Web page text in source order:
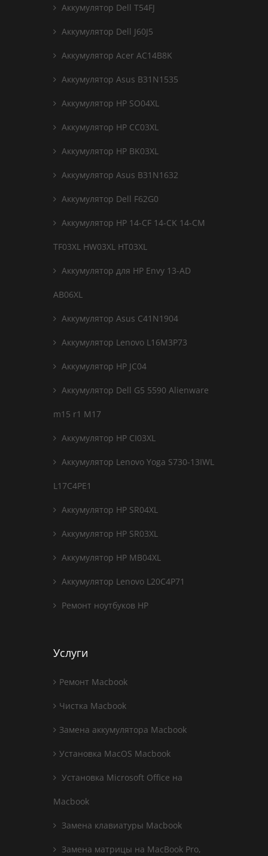
Аккумулятор Dell T54FJ
Аккумулятор Dell J60J5
Аккумулятор Acer AC14B8K
Аккумулятор Asus B31N1535
Аккумулятор HP SO04XL
Аккумулятор HP CC03XL
Аккумулятор HP BK03XL
Аккумулятор Asus B31N1632
Аккумулятор Dell F62G0
Аккумулятор HP 14-CF 14-CK 14-CM
TF03XL HW03XL HT03XL
Аккумулятор для HP Envy 13-AD
AB06XL
Аккумулятор Asus C41N1904
Аккумулятор Lenovo L16M3P73
Аккумулятор HP JC04
Аккумулятор Dell G5 5590 Alienware
m15 r1 M17
Аккумулятор HP CI03XL
Аккумулятор Lenovo Yoga S730-13IWL
L17C4PE1
Аккумулятор HP SR04XL
Аккумулятор HP SR03XL
Аккумулятор HP MB04XL
Аккумулятор Lenovo L20C4P71
Ремонт ноутбуков HP
Услуги
Ремонт Macbook
Чистка Macbook
Замена аккумулятора Macbook
Установка MacOS Macbook
Установка Microsoft Office на
Macbook
Замена клавиатуры Macbook
Замена матрицы на MacBook Pro,